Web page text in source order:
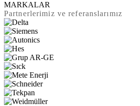
MARKALAR
Partnerlerimiz ve referanslarımız